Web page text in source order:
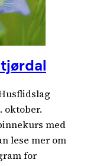
oktober.
med
lese mer om
for